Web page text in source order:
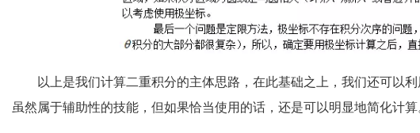
以上是我们计算二重积分的主体思路，在此基础之上，我们还可以
虽然属于辅助性的技能，但如果恰当使用的话，还是可以明显地简化计算